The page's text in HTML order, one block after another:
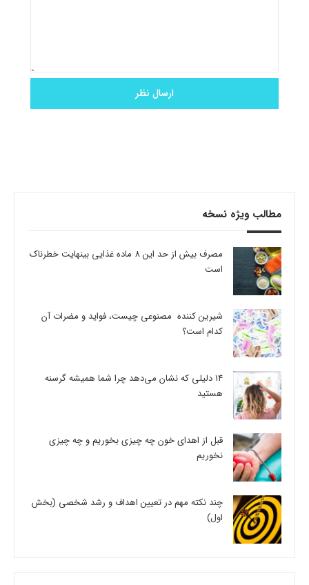
مطالب ویژه نسخه
مصرف بیش از حد این 8 ماده غذایی بینهایت خطرناک
است
شیرین کننده مصنوعی چیست، فواید و مضرات آن
کدام است؟
14 دلیلی که نشان می‌دهد چرا شما همیشه گرسنه
هستید
قبل از اهدای خون چه چیزی بخوریم و چه چیزی
نخوریم
چند نکته مهم در تعیین اهداف و رشد شخصی (بخش
اول)